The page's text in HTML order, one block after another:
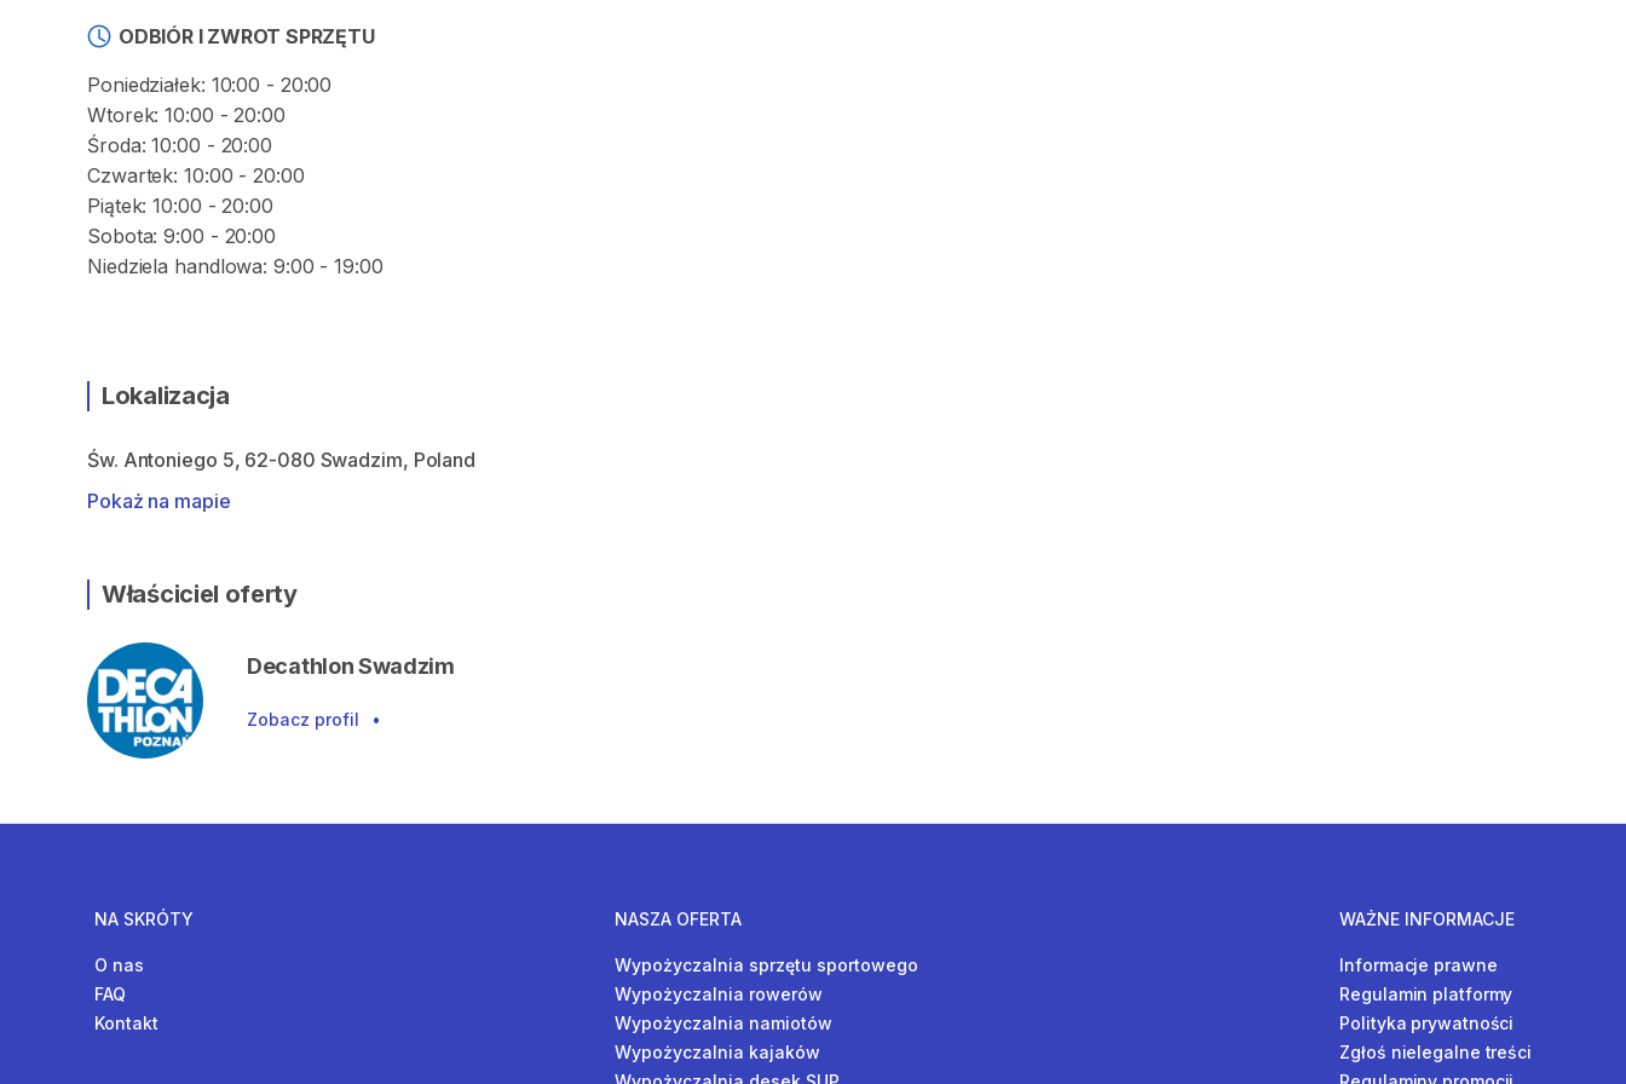
ODBIÓR I ZWROT SPRZĘTU
Poniedziałek: 10:00 - 20:00
Wtorek: 10:00 - 20:00
Środa: 10:00 - 20:00
Czwartek: 10:00 - 20:00
Piątek: 10:00 - 20:00
Sobota: 9:00 - 20:00
Niedziela handlowa: 9:00 - 19:00
Lokalizacja
Św. Antoniego 5, 62-080 Swadzim, Poland
Pokaż na mapie
Właściciel oferty
Decathlon Swadzim
Zobacz profil •
NA SKRÓTY
O nas
FAQ
Kontakt
NASZA OFERTA
Wypożyczalnia sprzętu sportowego
Wypożyczalnia rowerów
Wypożyczalnia namiotów
Wypożyczalnia kajaków
WAŻNE INFORMACJE
Informacje prawne
Regulamin platformy
Polityka prywatności
Zgłoś nielegalne treści